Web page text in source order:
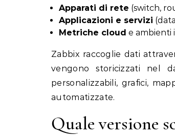
Apparati di rete (switch,
Applicazioni e servizi
Metriche cloud e ambienti
Zabbix raccoglie dati
vengono storicizzati nel
personalizzabili, grafici,
automatizzate.
Quale versione